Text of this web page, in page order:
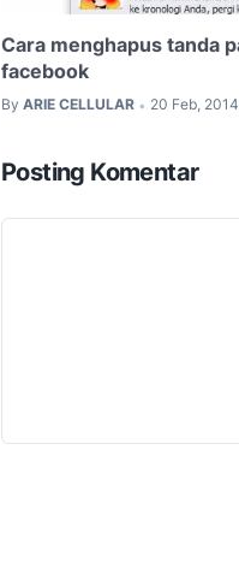
Cara menghapus tanda
facebook
By ARIE CELLULAR • 20 Feb, 2014
Posting Komentar